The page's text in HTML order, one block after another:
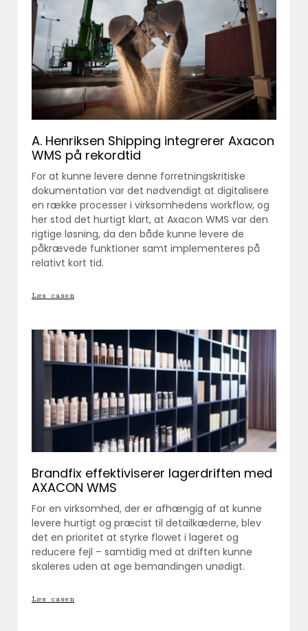
A. Henriksen Shipping integrerer Axacon
WMS på rekordtid
For at kunne levere denne forretningskritiske
dokumentation var det nødvendigt at digitalisere
en række processer i virksomhedens workflow, og
her stod det hurtigt klart, at Axacon WMS var den
rigtige løsning, da den både kunne levere de
påkrævede funktioner samt implementeres på
relativt kort tid.
Læs casen
Brandfix effektiviserer lagerdriften med
AXACON WMS
For en virksomhed, der er afhængig af at kunne
levere hurtigt og præcist til detailkæderne, blev
det en prioritet at styrke flowet i lageret og
reducere fejl – samtidig med at driften kunne
skaleres uden at øge bemandingen unødigt.
Læs casen